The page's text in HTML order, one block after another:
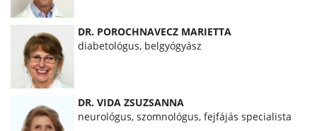
DR. POROCHNAVECZ MARIETTA
diabetológus, belgyógyász
DR. VIDA ZSUZSANNA
neurológus, szomnológus, fejfájás specialista